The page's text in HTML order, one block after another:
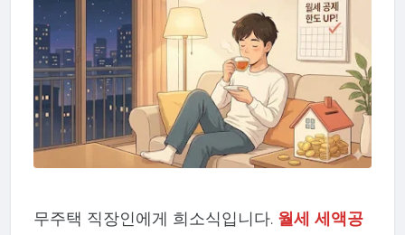
무주택 직장인에게 희소식입니다. 월세 세액공